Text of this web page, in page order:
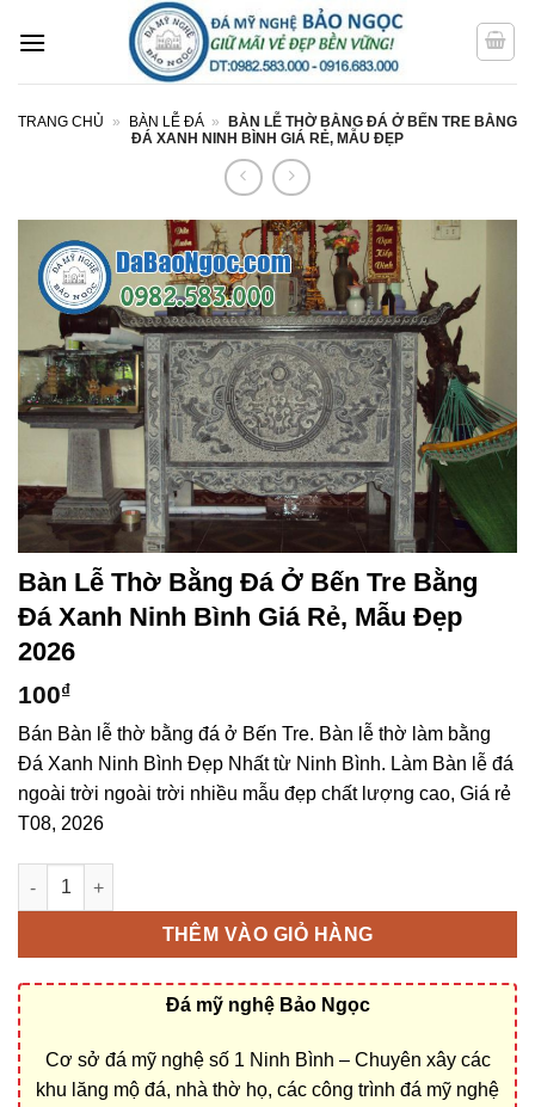
qua
TRANG CHỦ » BÀN LỄ ĐÁ »
BÀN LỄ THỜ BẰNG ĐÁ Ở BẾN TRE BẰNG
ĐÁ XANH NINH BÌNH GIÁ RẺ, MẪU ĐẸP
Bàn Lễ Thờ Bằng Đá Ở Bến Tre Bằng
Đá Xanh Ninh Bình Giá Rẻ, Mẫu Đẹp
2026
100₫
Bán Bàn lễ thờ bằng đá ở Bến Tre. Bàn lễ thờ làm bằng
Đá Xanh Ninh Bình Đẹp Nhất từ Ninh Bình. Làm Bàn lễ đá
ngoài trời ngoài trời nhiều mẫu đẹp chất lượng cao, Giá rẻ
T08, 2026
Bàn lễ thờ bằng đá ở Bến Tre bằng Đá Xanh Ninh Bình giá rẻ,
THÊM VÀO GIỎ HÀNG
Đá mỹ nghệ Bảo Ngọc
Cơ sở đá mỹ nghệ số 1 Ninh Bình – Chuyên xây các
khu lăng mộ đá, nhà thờ họ, các công trình đá mỹ nghệ